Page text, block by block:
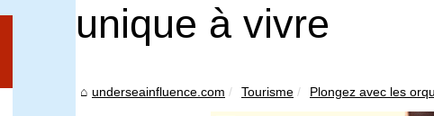
unique à vivre
underseainfluence.com Tourisme Plongez avec les